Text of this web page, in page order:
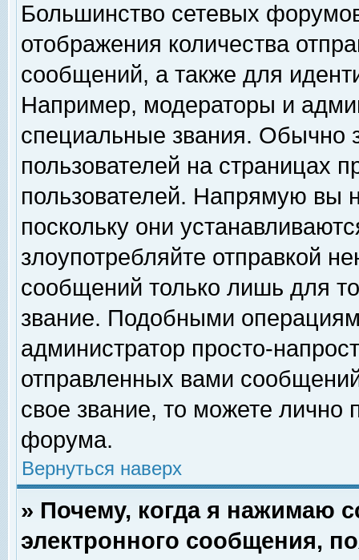
Большинство сетевых
отображения количества
сообщений, а также для
Например, модераторы и
специальные звания. Обычно
пользователей на страницах
пользователей. Напрямую вы
поскольку они
злоупотребляйте отправкой
сообщений только лишь для
звание. Подобными
администратор просто-
отправленных вами
свое звание, то можете лично
форума.
Вернуться наверх
» Почему, когда я нажимаю
электронного сообщения,